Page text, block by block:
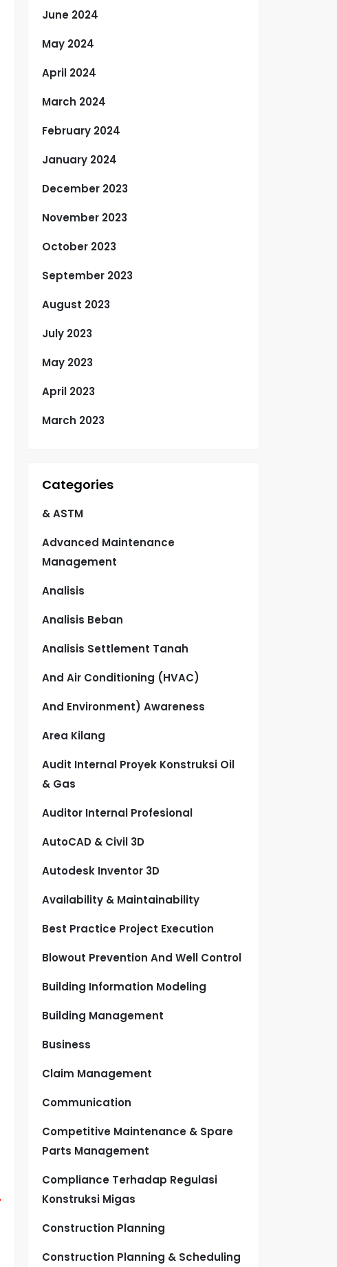
June 2024
May 2024
April 2024
March 2024
February 2024
January 2024
December 2023
November 2023
October 2023
September 2023
August 2023
July 2023
May 2023
April 2023
March 2023
Categories
& ASTM
Advanced Maintenance
Management
Analisis
Analisis Beban
Analisis Settlement Tanah
And Air Conditioning (HVAC)
And Environment) Awareness
Area Kilang
Audit Internal Proyek Konstruksi Oil
& Gas
Auditor Internal Profesional
AutoCAD & Civil 3D
Autodesk Inventor 3D
Availability & Maintainability
Best Practice Project Execution
Blowout Prevention And Well Control
Building Information Modeling
Building Management
Business
Claim Management
Communication
Competitive Maintenance & Spare
Parts Management
Compliance Terhadap Regulasi
Konstruksi Migas
Construction Planning
Construction Planning & Scheduling